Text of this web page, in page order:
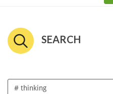
SEARCH